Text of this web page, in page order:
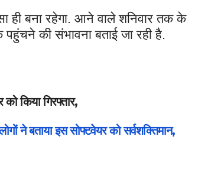
ही बना रहेगा. आने वाले शनिवार तक के
पहुंचने की संभावना बताई जा रही है.
किया गिरफ्तार,
बताया इस सोफ्टवेयर को सर्वशक्तिमान,